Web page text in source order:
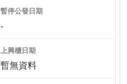
暫停公發日期
-
上興櫃日期
暫無資料